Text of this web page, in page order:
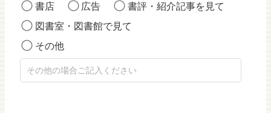
書店
広告
書評・紹介記事を見て
図書室・図書館で見て
その他